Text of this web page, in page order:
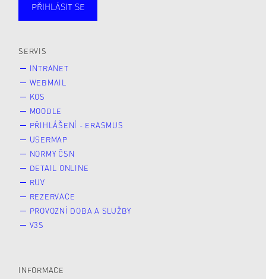
PŘIHLÁSIT SE
SERVIS
INTRANET
WEBMAIL
KOS
MOODLE
PŘIHLÁŠENÍ - ERASMUS
USERMAP
NORMY ČSN
DETAIL ONLINE
RUV
REZERVACE
PROVOZNÍ DOBA A SLUŽBY
V3S
INFORMACE